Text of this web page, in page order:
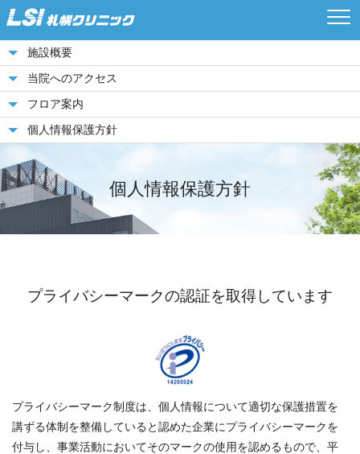
施設概要
当院へのアクセス
フロア案内
個人情報保護方針
個人情報保護方針
プライバシーマークの認証を取得しています
プライバシーマーク制度は、個人情報について適切な保護措置を
講ずる体制を整備していると認めた企業にプライバシーマークを
付与し、事業活動においてそのマークの使用を認めるもので、平